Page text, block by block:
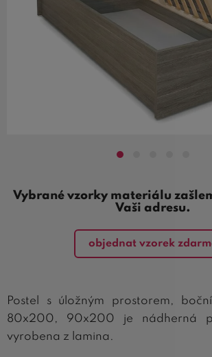
Postel s úložným prostorem,
80x200, 90x200 je nádherná
vyrobena z lamina.
Vybrané vzorky materiálu
Vaši adresu.
objednat vzorek